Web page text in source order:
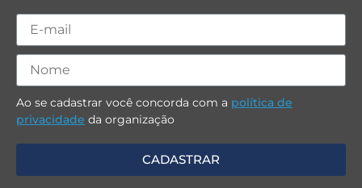
Ao se cadastrar você concorda com a política de
privacidade da organização